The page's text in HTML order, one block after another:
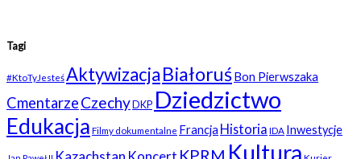
Tagi
#KtoTyJesteśAktywizacjaBiałoruśBon Pierwszaka
CmentarzeCzechyDKP Dziedzictwo
Edukacja Filmy dokumentalne Francja Historia IDA Inwestycje
KPRM Kultura